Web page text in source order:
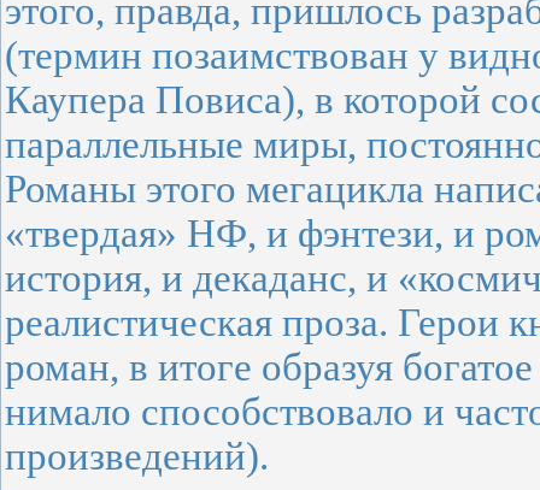
этого, правда, пришлось
(термин позаимствован у
Каупера Повиса), в которой
параллельные миры,
Романы этого мегацикла
«твердая» НФ, и фэнтези, и
история, и декаданс, и
реалистическая проза. Герои
роман, в итоге образуя
нимало способствовало и
произведений).